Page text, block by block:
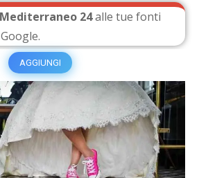
24alle tue fonti
AGGIUNGI